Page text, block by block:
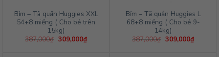
Bỉm – Tã quần Huggies XXL
54+8 miếng ( Cho bé trên
15kg)
387,000₫ Giá
309,000₫Giá
hiện
Bỉm – Tã quần Huggies L
68+8 miếng ( Cho bé 9-
14kg)
387,000₫ Giá
309,000₫Giá
hiện